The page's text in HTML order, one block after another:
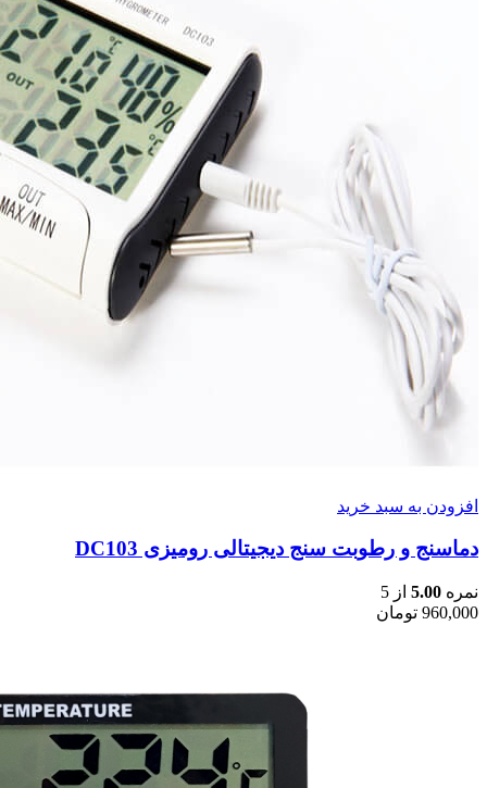
افزودن به سبد خرید
دماسنج و رطوبت سنج دیجیتالی رومیزی DC103
نمره 5.00 از 5
960,000 تومان